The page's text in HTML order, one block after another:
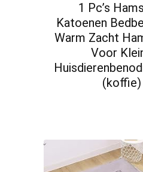
1 Pc’s
Katoenen
Warm Zacht
Voor
(koffie)